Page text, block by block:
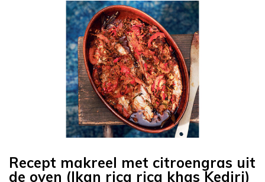
Recept makreel met citroengras uit
de oven (Ikan rica rica khas Kediri)